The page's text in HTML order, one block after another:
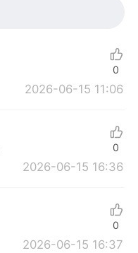
2026-06-15 11:06
0
2026-06-15 16:36
0
2026-06-15 16:37
0